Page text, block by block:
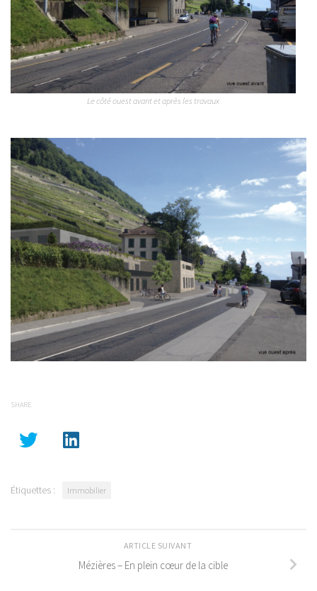
Le côté ouest avant et après les travaux
SHARE
Étiquettes : Immobilier
ARTICLE SUIVANT
Mézières – En plein cœur de la cible